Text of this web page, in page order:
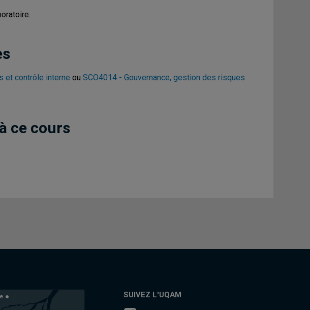
et contrôle interne ou SCO4014 - Gouvernance, gestion des risques
ce cours
SUIVEZ L'UQAM